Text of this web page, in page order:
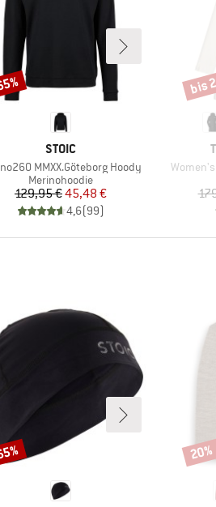
MARKE
STOIC
MMXX.Göteborg Hoody
Produktgruppe
Merinohoodie
Preis
129,95 €reduzierter Preis
45,48 €
4,6(99)
Artikel
bis
20%